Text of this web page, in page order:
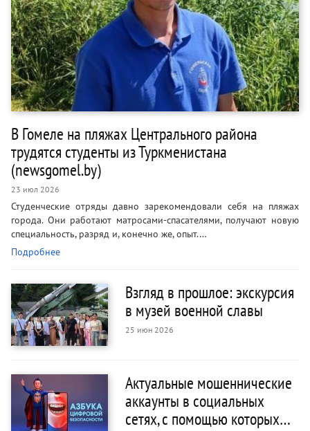
В Гомеле на пляжах Центрального района
трудятся студенты из Туркменистана
(newsgomel.by)
23 июл 2026
Студенческие отряды давно зарекомендовали себя на пляжах
города. Они работают матросами-спасателями, получают новую
специальность, разряд и, конечно же, опыт.…
Подробнее
Взгляд в прошлое: экскурсия
в музей военной славы
25 июн 2026
Актуальные мошеннические
аккаунты в социальных
сетях, с помощью которых…